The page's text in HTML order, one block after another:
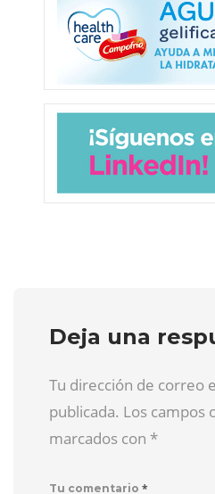
Deja una
Tu dirección de correo
publicada. Los campos
marcados con *
Tu comentario *